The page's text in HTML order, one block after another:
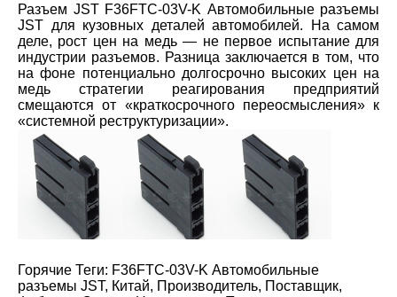
Разъем JST F36FTC-03V-K Автомобильные разъемы
JST для кузовных деталей автомобилей. На самом
деле, рост цен на медь — не первое испытание для
индустрии разъемов. Разница заключается в том, что
на фоне потенциально долгосрочно высоких цен на
медь стратегии реагирования предприятий
смещаются от «краткосрочного переосмысления» к
«системной реструктуризации».
Горячие Теги: F36FTC-03V-K Автомобильные
разъемы JST, Китай, Производитель, Поставщик,